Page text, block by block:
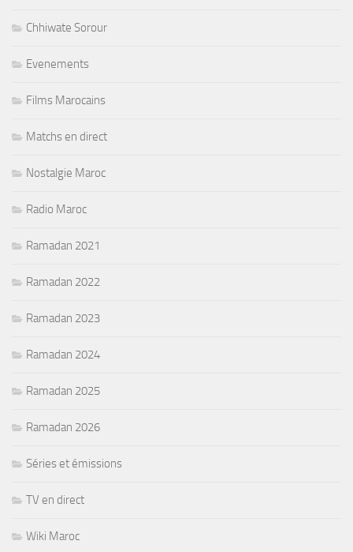
Chhiwate Sorour
Evenements
Films Marocains
Matchs en direct
Nostalgie Maroc
Radio Maroc
Ramadan 2021
Ramadan 2022
Ramadan 2023
Ramadan 2024
Ramadan 2025
Ramadan 2026
Séries et émissions
TV en direct
Wiki Maroc